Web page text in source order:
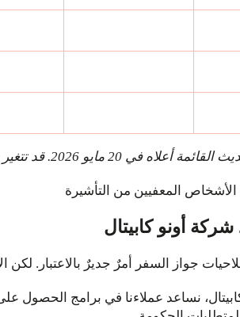
مايو 2026. قد تتغير شروط الدخول، لذا من الأفضل دائمًا التحقق مرة أخرى قبل وضع خطط السفر.
الأشخاص المعفيين من التأشيرة
أونو كابيتال
جواز السفر أمرٌ جديرٌ بالاعتبار. لكن
نساعد عملاءنا في برامج الحصول